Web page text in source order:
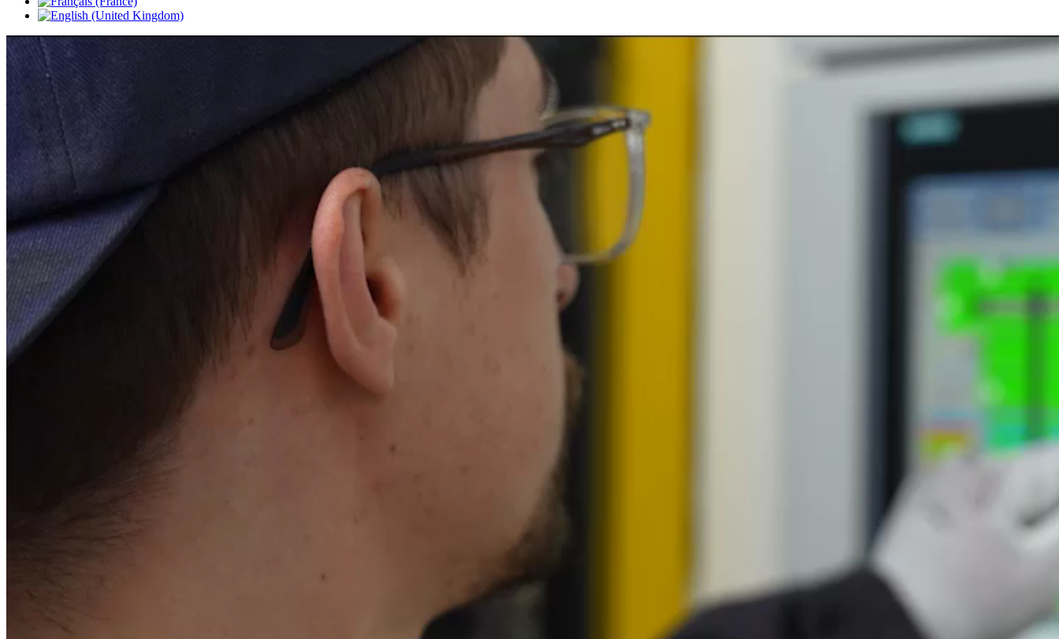
Portée par des tendances structurelles, l’électromobilité s’impose aujourd’hui comme la norme des véhicules commercialisés. Élément central
des véhicules électriques, les systèmes de batteries sont au cœur de la mutation du secteur des transports.
Forsee Power se positionne comme un acteur de la lutte contre le réchauffement climatique
en concevant, assemblant
et fournissant des systèmes de batteries intelligents destinés à une grande variété de véhicules électriques, du scooter aux camions poids lourds.